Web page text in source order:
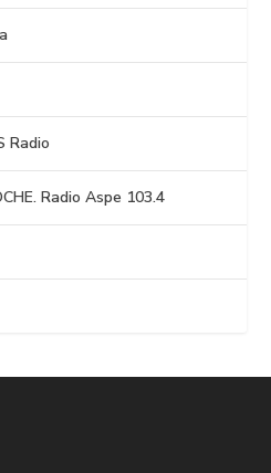
Radio
Radio Aspe 103.4